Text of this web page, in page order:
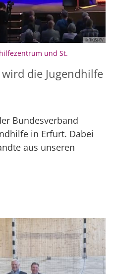
© TKJSJ-EV
und St.
die Jugendhilfe
Bundesverband
in Erfurt. Dabei
aus unseren